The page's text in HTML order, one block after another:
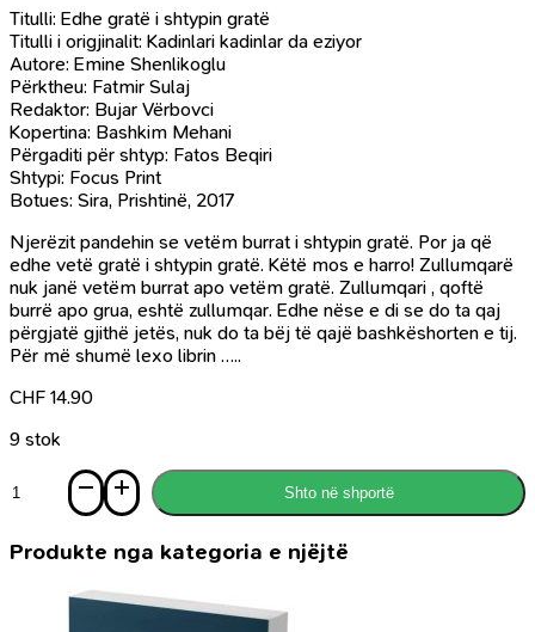
Titulli: Edhe gratë i shtypin gratë
Titulli i origjinalit: Kadinlari kadinlar da eziyor
Autore: Emine Shenlikoglu
Përktheu: Fatmir Sulaj
Redaktor: Bujar Vërbovci
Kopertina: Bashkim Mehani
Përgaditi për shtyp: Fatos Beqiri
Shtypi: Focus Print
Botues: Sira, Prishtinë, 2017
Njerëzit pandehin se vetëm burrat i shtypin gratë. Por ja që
edhe vetë gratë i shtypin gratë. Këtë mos e harro! Zullumqarë
nuk janë vetëm burrat apo vetëm gratë. Zullumqari , qoftë
burrë apo grua, eshtë zullumqar. Edhe nëse e di se do ta qaj
përgjatë gjithë jetës, nuk do ta bëj të qajë bashkëshorten e tij.
Për më shumë lexo librin …..
CHF 14.90
9 stok
Edhe
i
Shto në shportë
Produkte nga kategoria e njëjtë